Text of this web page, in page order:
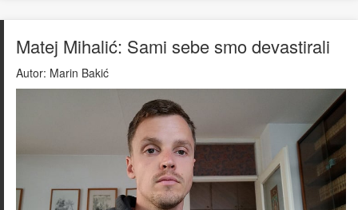
Matej Mihalić: Sami sebe smo devastirali
Autor: Marin Bakić